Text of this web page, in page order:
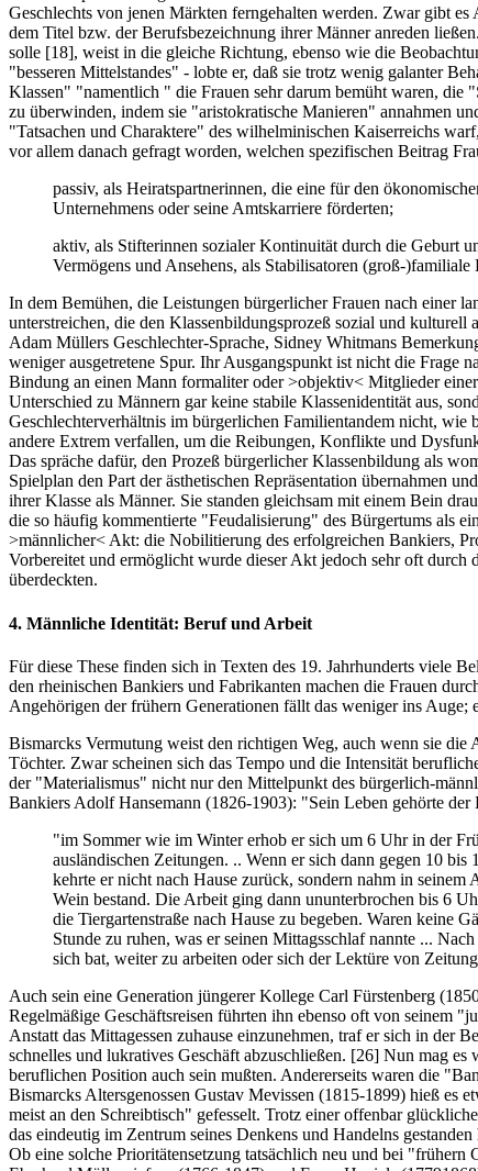
Geschlechts von jenen Märkten ferngehalten werden. Zwar gibt
dem Titel bzw. der Berufsbezeichnung ihrer Männer anreden
solle [18], weist in die gleiche Richtung, ebenso wie die
"besseren Mittelstandes" - lobte er, daß sie trotz wenig galanter
Klassen" "namentlich " die Frauen sehr darum bemüht waren, die
zu überwinden, indem sie "aristokratische Manieren" annahmen
"Tatsachen und Charaktere" des wilhelminischen Kaiserreichs
vor allem danach gefragt worden, welchen spezifischen Beitrag
passiv, als Heiratspartnerinnen, die eine für den
Unternehmens oder seine Amtskarriere förderten;
aktiv, als Stifterinnen sozialer Kontinuität durch die Geburt
Vermögens und Ansehens, als Stabilisatoren (groß-
In dem Bemühen, die Leistungen bürgerlicher Frauen nach einer
unterstreichen, die den Klassenbildungsprozeß sozial und kulturell
Adam Müllers Geschlechter-Sprache, Sidney Whitmans
weniger ausgetretene Spur. Ihr Ausgangspunkt ist nicht die Frage
Bindung an einen Mann formaliter oder >objektiv< Mitglieder
Unterschied zu Männern gar keine stabile Klassenidentität aus,
Geschlechterverhältnis im bürgerlichen Familientandem nicht,
andere Extrem verfallen, um die Reibungen, Konflikte und
Das spräche dafür, den Prozeß bürgerlicher Klassenbildung als
Spielplan den Part der ästhetischen Repräsentation übernahmen
ihrer Klasse als Männer. Sie standen gleichsam mit einem Bein
die so häufig kommentierte "Feudalisierung" des Bürgertums als
>männlicher< Akt: die Nobilitierung des erfolgreichen Bankiers,
Vorbereitet und ermöglicht wurde dieser Akt jedoch sehr oft
überdeckten.
4. Männliche Identität: Beruf und Arbeit
Für diese These finden sich in Texten des 19. Jahrhunderts viele
den rheinischen Bankiers und Fabrikanten machen die Frauen
Angehörigen der frühern Generationen fällt das weniger ins Auge;
Bismarcks Vermutung weist den richtigen Weg, auch wenn sie
Töchter. Zwar scheinen sich das Tempo und die Intensität
der "Materialismus" nicht nur den Mittelpunkt des bürgerlich-
Bankiers Adolf Hansemann (1826-1903): "Sein Leben gehörte
"im Sommer wie im Winter erhob er sich um 6 Uhr in der
ausländischen Zeitungen. .. Wenn er sich dann gegen 10
kehrte er nicht nach Hause zurück, sondern nahm in
Wein bestand. Die Arbeit ging dann ununterbrochen bis 6
die Tiergartenstraße nach Hause zu begeben. Waren keine
Stunde zu ruhen, was er seinen Mittagsschlaf nannte ...
sich bat, weiter zu arbeiten oder sich der Lektüre von
Auch sein eine Generation jüngerer Kollege Carl Fürstenberg
Regelmäßige Geschäftsreisen führten ihn ebenso oft von seinem
Anstatt das Mittagessen zuhause einzunehmen, traf er sich in der
schnelles und lukratives Geschäft abzuschließen. [26] Nun mag es
beruflichen Position auch sein mußten. Andererseits waren die
Bismarcks Altersgenossen Gustav Mevissen (1815-1899) hieß es
meist an den Schreibtisch" gefesselt. Trotz einer offenbar
das eindeutig im Zentrum seines Denkens und Handelns gestanden
Ob eine solche Prioritätensetzung tatsächlich neu und bei